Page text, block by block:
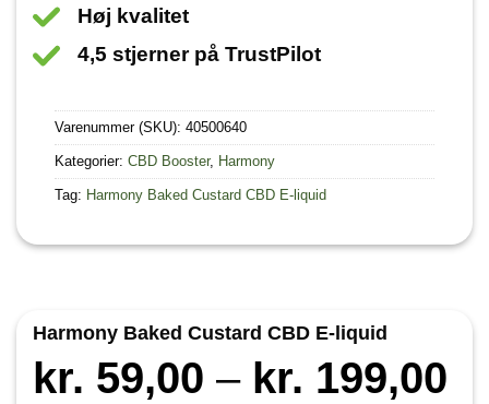
Høj kvalitet
4,5 stjerner på TrustPilot
Varenummer (SKU): 40500640
Kategorier: CBD Booster, Harmony
Tag: Harmony Baked Custard CBD E-liquid
Harmony Baked Custard CBD E-liquid
kr. 59,00 – kr. 199,00